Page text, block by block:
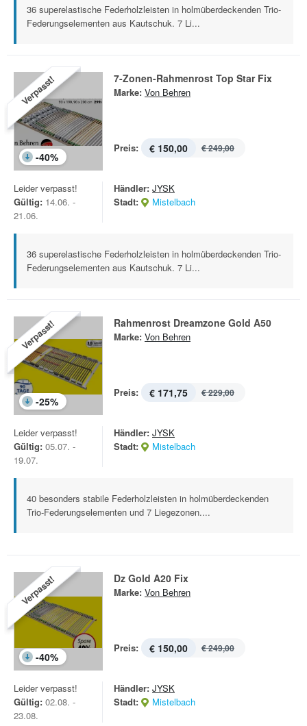
36 superelastische Federholzleisten in holmüberdeckenden Trio-
Federungselementen aus Kautschuk. 7 Li...
Verpasst!
-40%
7-Zonen-Rahmenrost Top Star Fix
Marke: Von Behren
Preis: € 150,00 € 249,00
Leider verpasst!
Gültig: 14.06. -
21.06.
Händler: JYSK
Stadt:
Mistelbach
36 superelastische Federholzleisten in holmüberdeckenden Trio-
Federungselementen aus Kautschuk. 7 Li...
Verpasst!
-25%
Rahmenrost Dreamzone Gold A50
Marke: Von Behren
Preis: € 171,75 € 229,00
Leider verpasst!
Gültig: 05.07. -
19.07.
Händler: JYSK
Stadt:
Mistelbach
40 besonders stabile Federholzleisten in holmüberdeckenden
Trio-Federungselementen und 7 Liegezonen....
Verpasst!
-40%
Dz Gold A20 Fix
Marke: Von Behren
Preis: € 150,00 € 249,00
Leider verpasst!
Gültig: 02.08. -
23.08.
Händler: JYSK
Stadt:
Mistelbach